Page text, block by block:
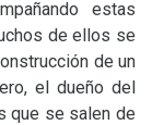
estas
de ellos se
de un
el dueño del
que se salen de